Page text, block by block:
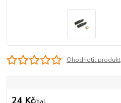
Ohodnotit produkt